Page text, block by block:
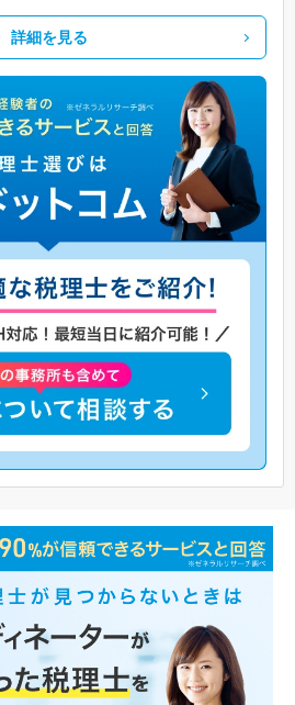
詳細を見る